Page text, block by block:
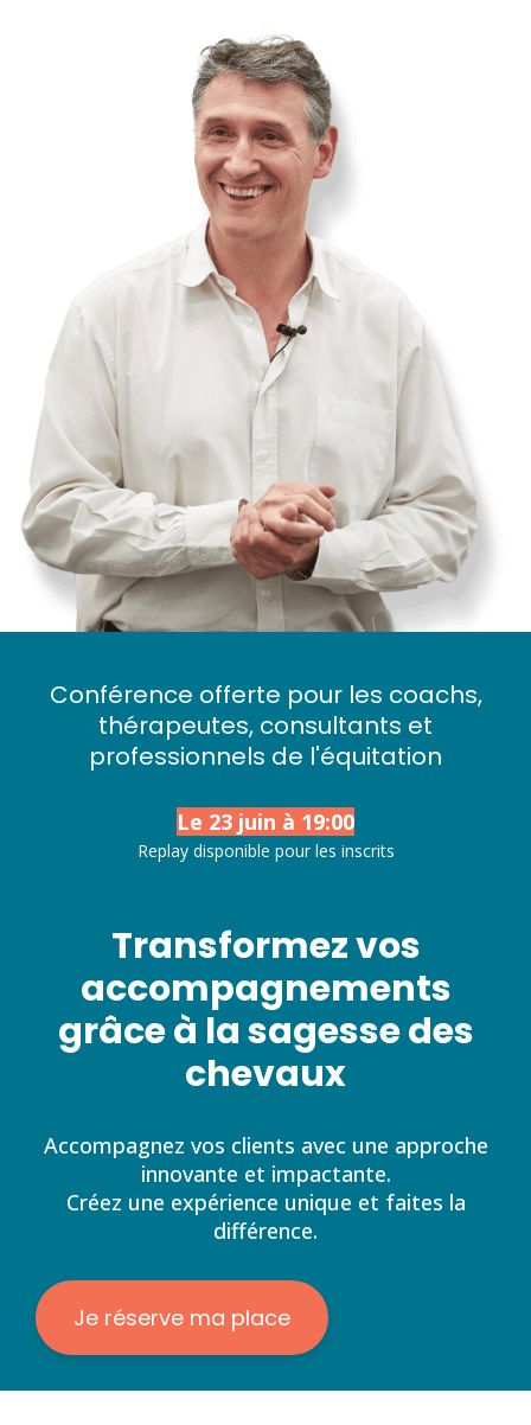
Conférence offerte pour les coachs,
thérapeutes, consultants et
professionnels de l'équitation
Le 23 juin à 19:00
Replay disponible pour les inscrits
Transformez vos
accompagnements
grâce à la sagesse des
chevaux
Accompagnez vos clients avec une approche
innovante et impactante.
Créez une expérience unique et faites la
différence.
Je réserve ma place